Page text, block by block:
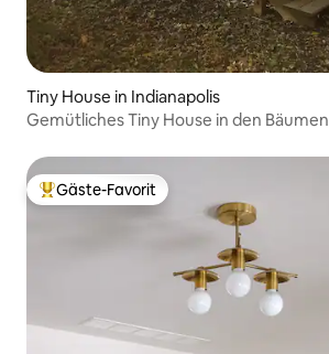
Tiny House in Indianapolis
Gemütliches Tiny House in den Bäumen
Beliebter Gäste-Favorit.
Gäste-Favorit